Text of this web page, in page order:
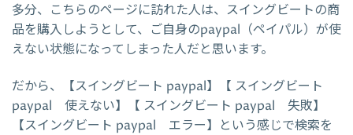
多分、こちらのページに訪れた人は、スイングビートの商
品を購入しようとして、ご自身のpaypal（ペイパル）が使
えない状態になってしまった人だと思います。
だから、【スイングビート paypal】【 スイングビート
paypal 使えない】【 スイングビート paypal 失敗】
【スイングビート paypal エラー】という感じで検索を